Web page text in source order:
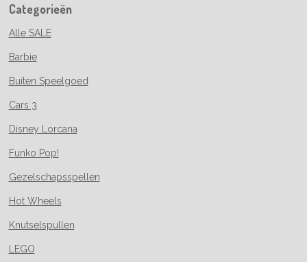
Categorieën
Alle SALE
Barbie
Buiten Speelgoed
Cars 3
Disney Lorcana
Funko Pop!
Gezelschapsspellen
Hot Wheels
Knutselspullen
LEGO